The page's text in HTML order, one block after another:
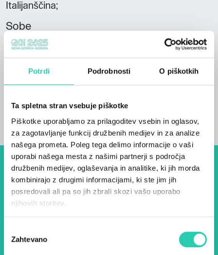
Potrdi Podrobnosti O piškotkih
Ta spletna stran vsebuje piškotke
Piškotke uporabljamo za prilagoditev vsebin in oglasov,
za zagotavljanje funkcij družbenih medijev in za analize
našega prometa. Poleg tega delimo informacije o vaši
uporabi našega mesta z našimi partnerji s področja
družbenih medijev, oglaševanja in analitike, ki jih morda
kombinirajo z drugimi informacijami, ki ste jim jih
posredovali ali pa so jih zbrali skozi vašo uporabo
njihovih storitev.
soglasja
Zahtevano
Italijanščina;
Sobe
6
Kopalnice
11
Dogodki, članki in zgodbe iz
evropske prestolnice kulture
– prijavite se na naš novičnik
našimi aktivnostmi.